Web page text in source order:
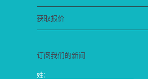
获取报价
订阅我们的新闻
姓：